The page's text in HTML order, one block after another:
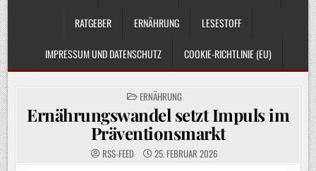
RATGEBER ERNÄHRUNG LESESTOFF
IMPRESSUM UND DATENSCHUTZ COOKIE-RICHTLINIE (EU)
POSTED
IN
ERNÄHRUNG
Ernährungswandel setzt Impuls im
Präventionsmarkt
RSS-FEED 25. FEBRUAR 2026